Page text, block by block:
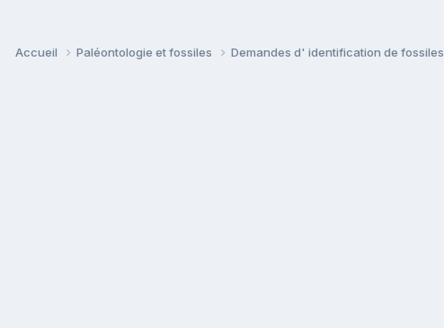
Accueil Paléontologie et fossiles Demandes d' identification de fossiles